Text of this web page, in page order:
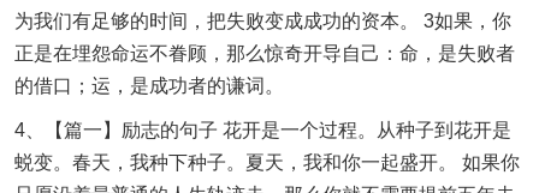
为我们有足够的时间，把失败变成成功的资本。 3如果，你
正是在埋怨命运不眷顾，那么惊奇开导自己：命，是失败者
的借口；运，是成功者的谦词。
4、【篇一】励志的句子 花开是一个过程。从种子到花开是
蜕变。春天，我种下种子。夏天，我和你一起盛开。 如果你